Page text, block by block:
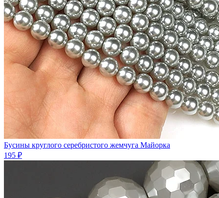
Бусины круглого серебристого жемчуга Майорка
195 ₽